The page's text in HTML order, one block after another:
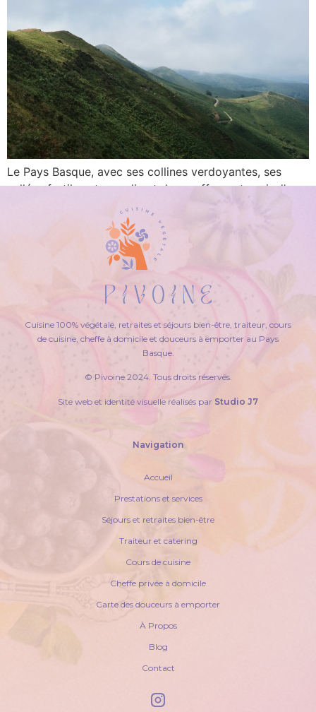
Le Pays Basque, avec ses collines verdoyantes, ses
vallées fertiles et son climat doux, offre un terroir d’une
richesse incomparable pour la culture de fruits et
légumes exceptionnels. Ces trésors du terroir basque,
cultivés avec soin par des agriculteurs passionnés, sont
au cœur de la cuisine régionale, offrant une symphonie
de saveurs et d’arômes qui […]
←
Cuisine 100% végétale, retraites et séjours bien-être, traiteur, cours
de cuisine, cheffe à domicile et douceurs à emporter au Pays
Basque.
© Pivoine 2024. Tous droits réservés.
Site web et identité visuelle réalisés par Studio J7
Navigation
Accueil
Prestations et services
Séjours et retraites bien-être
Traiteur et catering
Cours de cuisine
Cheffe privée à domicile
Carte des douceurs à emporter
À Propos
Blog
Contact